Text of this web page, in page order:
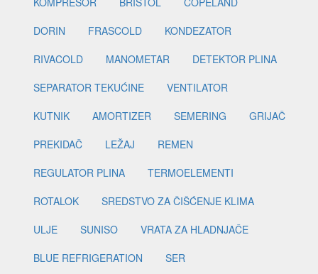
DORIN
FRASCOLD
KONDEZATOR
RIVACOLD
MANOMETAR
DETEKTOR PLINA
SEPARATOR TEKUĆINE
VENTILATOR
KUTNIK
AMORTIZER SEMERING
GRIJAČ
PREKIDAČ
LEŽAJ
REMEN
REGULATOR PLINA
TERMOELEMENTI
ROTALOK
SREDSTVO ZA ČIŠĆENJE KLIMA
ULJE
SUNISO
VRATA ZA HLADNJAČE
BLUE REFRIGERATION
SER